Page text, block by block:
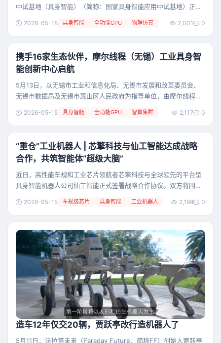
中试基地（具身智能）（简称：国家具身智能应用中试基地）正式
线程成为国家具身智能应用中试基地共建合伙人 为进一步深化合
GPU算力底座”与“国家级战略平台”的优势，以
2026-05-18 具身智能 全功能GPU 物理仿真 2,001 0
携手16家生态伙伴，摩尔线程（无锡）工业具身智
能创新中心启航
5月13日，以无锡市工业和信息化局、无锡市发展和改革委员会、
无锡市数据局及无锡市惠山区人民政府为指导单位，由摩尔线程主
程与首批16家联合共建单位签署合作备忘录，正式启动摩尔线程
应用。 本次活动，政府、产业及学界嘉宾齐聚一堂，深入探讨具身
智能创新路径。无锡市工业和信息化局、无锡市发展和
2026-05-15 具身智能 全功能GPU 智算集群 2,117 0
“重仓”工业机器人 | 芯擎科技与仙工智能达成战略
合作，共筑智能体“超级大脑”
近日，高性能车规和工业芯片领航者芯擎科技与全球领先的平台型
具身智能机器人公司仙工智能正式签署战略合作协议。双方将围绕
器人算法”一体化平台，面向全球市场推出高性能、高可靠、可快速
列智能座舱芯片、”星辰“系列高阶辅助驾驶芯片、“天工”系列AI加速
芯片，以及全新的“龍鹰二号”AI舱
2026-05-15 车规级芯片 具身智能 工业机器人 2,198 0
造车12年仅交20辆，贾跃亭改行造机器人了
5月11日，法拉第未来（Faraday Future，简称FF）创始人贾跃亭